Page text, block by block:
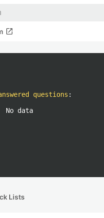
open_in_new
questions :
No data
Lists